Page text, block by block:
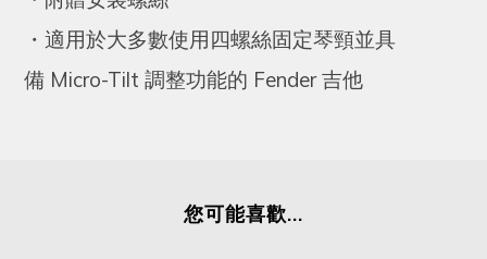
・ 適用於大多數使用四螺絲固定琴頸並具
備 Micro-Tilt 調整功能的 Fender吉他
您可能喜歡...